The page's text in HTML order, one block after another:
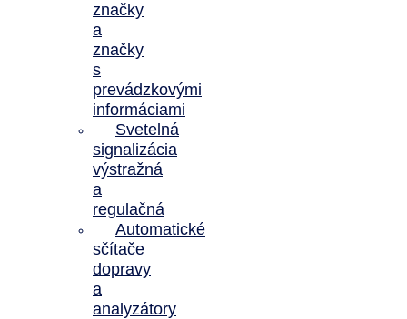
značky
a
značky
s
prevádzkovými
informáciami
Svetelná
signalizácia
výstražná
a
regulačná
Automatické
sčítače
dopravy
a
analyzátory